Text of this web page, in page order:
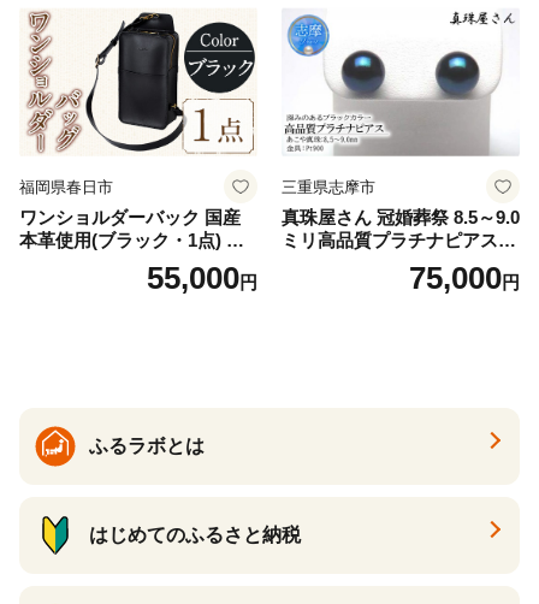
福岡県春日市
ワンショルダーバック 国産
本革使用(ブラック・1点) 鞄
バック バッグ カバン レザー
国産 日本製 牛革 黒 革 革製
55,000円
三重県志摩市
真珠屋さん 冠婚葬祭 8.5～9.0
ミリ高品質プラチナピアス P
t900 志摩産アコヤ真珠 ブラ
ックパール 黒真珠75,000円
ふるラボとは
はじめてのふるさと納税